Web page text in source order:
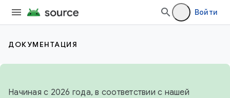
Войти
ДОКУМЕНТАЦИЯ
Начиная с 2026 года, в соответствии с нашей